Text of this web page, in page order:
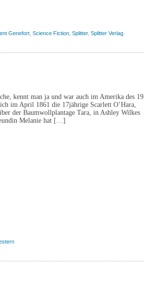
Genefort Science Fiction Splitter, Splitter Verlag
kennt man ja und war auch im Amerika des 19.
im April 1861 die 17jährige Scarlett O’Hara,
der Baumwollplantage Tara, in Ashley Wilkes
Melanie hat […]